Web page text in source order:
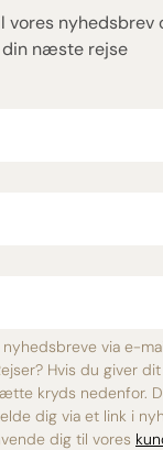
vores nyhedsbrev
næste rejse
via e-
Hvis du giver
kryds nedenfor.
dig via et link i
dig til vores